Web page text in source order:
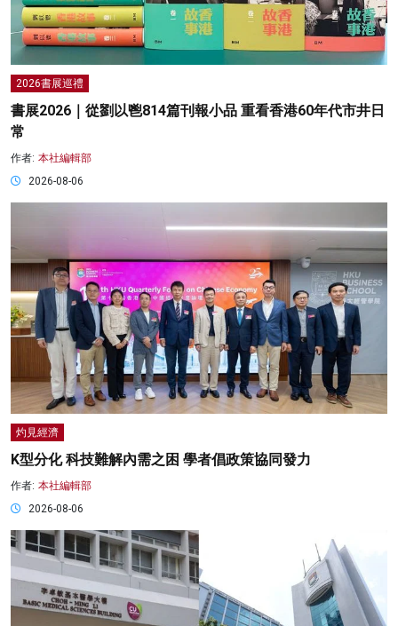
2026書展巡禮
書展2026｜從劉以鬯814篇刊報小品 重看香港60年代市井日
常
作者: 本社編輯部
2026-08-06
灼見經濟
K型分化 科技難解內需之困 學者倡政策協同發力
作者: 本社編輯部
2026-08-06